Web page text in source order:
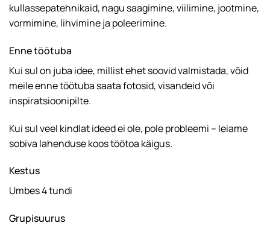
kullassepatehnikaid, nagu saagimine, viilimine, jootmine,
vormimine, lihvimine ja poleerimine.
Enne töötuba
Kui sul on juba idee, millist ehet soovid valmistada, võid
meile enne töötuba saata fotosid, visandeid või
inspiratsioonipilte.
Kui sul veel kindlat ideed ei ole, pole probleemi – leiame
sobiva lahenduse koos töötoa käigus.
Kestus
Umbes 4 tundi
Grupisuurus